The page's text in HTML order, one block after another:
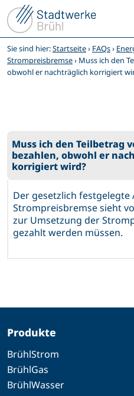
Zum
Inhalt
springen
Sie sind hier:Startseite› FAQs›
Strompreisbremse› Muss ich den
obwohl er nachträglich korrigiert
Muss ich den Teilbetrag
bezahlen, obwohl er
korrigiert wird?
Der gesetzlich festgelegte
Strompreisbremse sieht
zur Umsetzung der
gezahlt werden müssen.
Produkte
BrühlStrom
BrühlGas
BrühlWasser